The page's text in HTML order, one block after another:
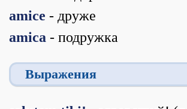
amice - друже
amica - подружка
Выражения